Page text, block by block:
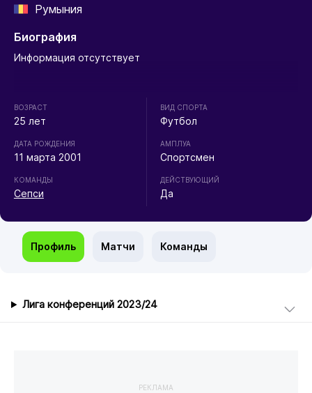
Румыния
Биография
Информация отсутствует
ВОЗРАСТ
25 лет
ДАТА РОЖДЕНИЯ
11 марта 2001
КОМАНДЫ
Сепси
ВИД СПОРТА
Футбол
АМПЛУА
Спортсмен
ДЕЙСТВУЮЩИЙ
Да
Профиль Матчи Команды
Лига конференций 2023/24
РЕКЛАМА